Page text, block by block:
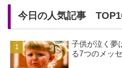
今日の人気記事
子供が泣く夢
る7つのメッ